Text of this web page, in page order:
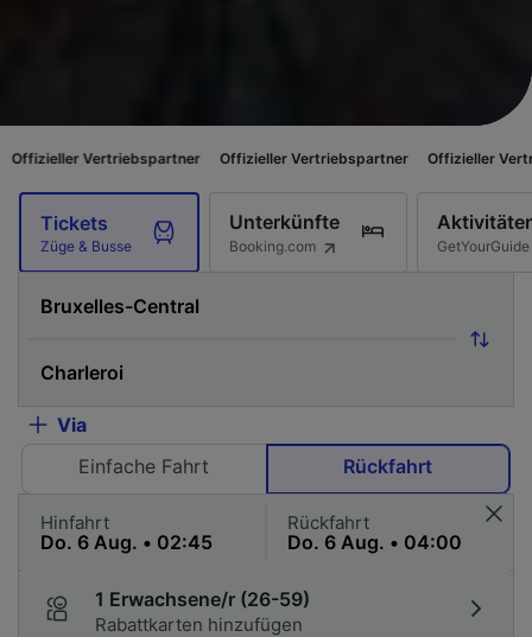
Offizieller Vertriebspartner Offizieller Vertriebspartner
Tickets
Züge & Busse
Unterkünfte
Booking.com GetYourGuide
Via
Einfache Fahrt
Rückfahrt
Hinfahrt Rückfahrt
1 Erwachsene/r (26-59)
Rabattkarten hinzufügen